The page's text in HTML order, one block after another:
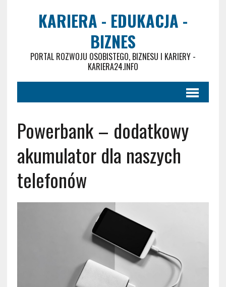
KARIERA - EDUKACJA -
BIZNES
PORTAL ROZWOJU OSOBISTEGO, BIZNESU I KARIERY -
KARIERA24.INFO
Powerbank – dodatkowy
akumulator dla naszych
telefonów